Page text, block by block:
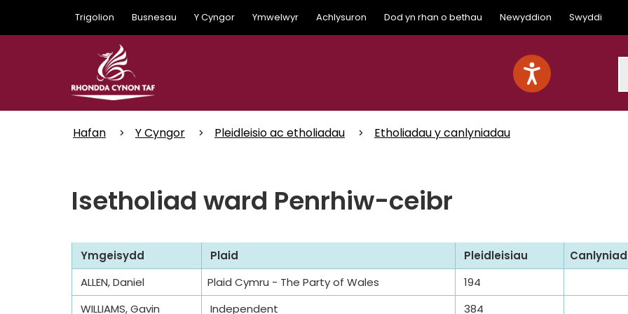
main
Trigolion Busnesau Y Cyngor Ymwelwyr Achlysuron Dod yn rhan o bethau Newyddion Swyddi
Hafan Y Cyngor Pleidleisio ac etholiadau Etholiadau y canlyniadau
Isetholiad ward Penrhiw-ceibr
Ymgeisydd Plaid Pleidleisiau
Canlyniad
ALLEN, Daniel
Plaid Cymru - The Party of Wales
194
WILLIAMS, Gavin
Independent
384